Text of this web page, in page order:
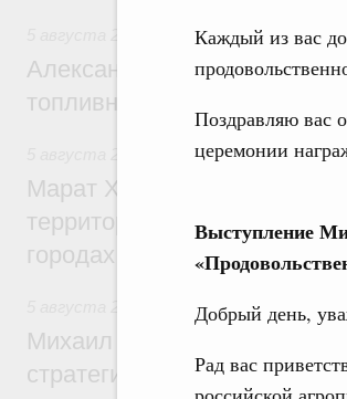
Каждый из вас
Поздравляю вас
церемонии
Выступление
Добрый день,
Рад вас
Оборот бензина и
Александр Новак провёл
топливном рынке
Жилищная политика,
Марат Хуснуллин: Первые
территорий в Донбассе и
городах ДНР
Вопросы
Михаил Мишустин дал
стратегической сессии,